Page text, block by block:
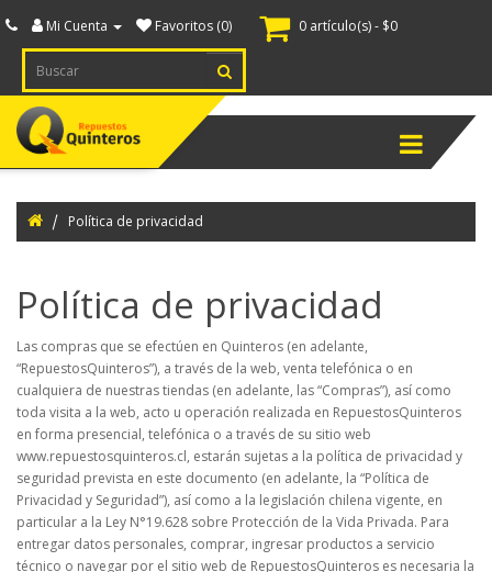
Mi Cuenta Favoritos (0) 0 artículo(s) - $0
Menú
Política de privacidad
Política de privacidad
Las compras que se efectúen en Quinteros (en adelante,
“RepuestosQuinteros”), a través de la web, venta telefónica o en
cualquiera de nuestras tiendas (en adelante, las “Compras”), así como
toda visita a la web, acto u operación realizada en RepuestosQuinteros
en forma presencial, telefónica o a través de su sitio web
www.repuestosquinteros.cl, estarán sujetas a la política de privacidad y
seguridad prevista en este documento (en adelante, la “Política de
Privacidad y Seguridad”), así como a la legislación chilena vigente, en
particular a la Ley N°19.628 sobre Protección de la Vida Privada. Para
entregar datos personales, comprar, ingresar productos a servicio
técnico o navegar por el sitio web de RepuestosQuinteros es necesaria la